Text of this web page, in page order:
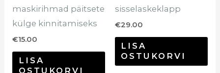
maskirihmad päitsete
külge kinnitamiseks
€15.00
LISA
OSTUKORVI
sisselaskeklapp
€29.00
LISA
OSTUKORVI